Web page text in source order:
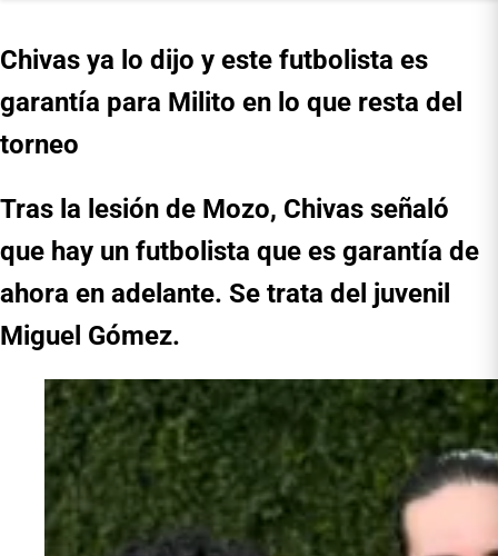
Chivas ya lo dijo y este futbolista es
garantía para Milito en lo que resta del
torneo
Tras la lesión de Mozo, Chivas señaló
que hay un futbolista que es garantía de
ahora en adelante. Se trata del juvenil
Miguel Gómez.